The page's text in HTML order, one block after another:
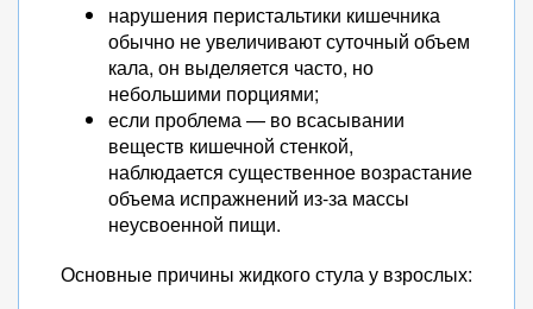
нарушения перистальтики кишечника
обычно не увеличивают суточный объем
кала, он выделяется часто, но
небольшими порциями;
если проблема — во всасывании
веществ кишечной стенкой,
наблюдается существенное возрастание
объема испражнений из-за массы
неусвоенной пищи.
Основные причины жидкого стула у взрослых: